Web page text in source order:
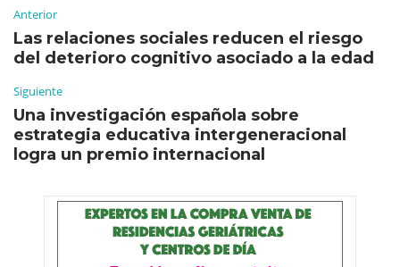
Anterior
Las relaciones sociales reducen el riesgo
del deterioro cognitivo asociado a la edad
Siguiente
Una investigación española sobre
estrategia educativa intergeneracional
logra un premio internacional